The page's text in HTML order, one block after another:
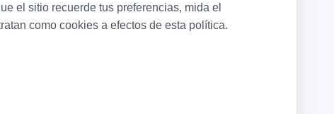
el sitio recuerde tus preferencias, mida el
como cookies a efectos de esta política.